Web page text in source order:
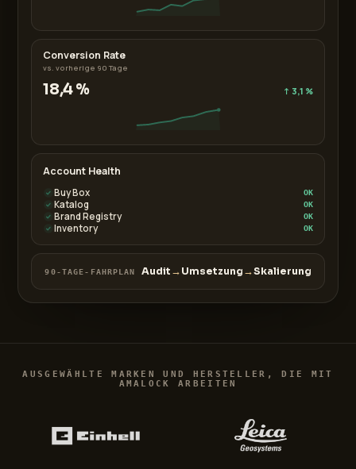
Conversion Rate
vs. vorherige 90 Tage
18,4 % ↑ 3,1 %
Account Health
Buy Box OK
Katalog OK
Brand Registry OK
Inventory OK
90-TAGE-FAHRPLAN Audit→Umsetzung→Skalierung
AUSGEWÄHLTE MARKEN UND HERSTELLER, DIE MIT
AMALOCK ARBEITEN